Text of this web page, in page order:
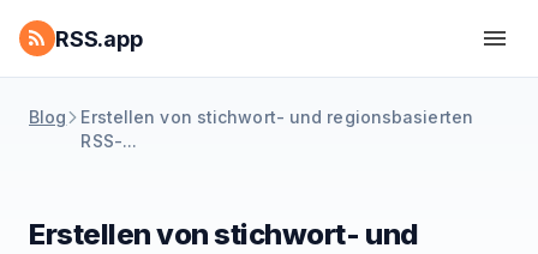
RSS.app
Blog
Erstellen von stichwort- und regionsbasierten
RSS-...
Erstellen von stichwort- und